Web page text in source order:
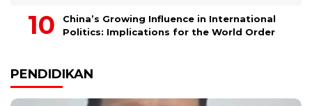
China’s Growing Influence in International
Politics: Implications for the World Order
PENDIDIKAN